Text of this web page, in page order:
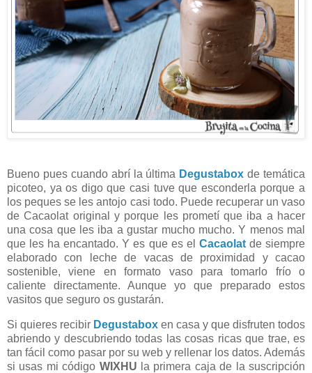
Bueno pues cuando abrí la última Degustabox de temática
picoteo, ya os digo que casi tuve que esconderla porque a
los peques se les antojo casi todo. Puede recuperar un vaso
de Cacaolat original y porque les prometí que iba a hacer
una cosa que les iba a gustar mucho mucho. Y menos mal
que les ha encantado. Y es que es el Cacaolatde siempre
elaborado con leche de vacas de proximidad y cacao
sostenible, viene en formato vaso para tomarlo frío o
caliente directamente. Aunque yo que preparado estos
vasitos que seguro os gustarán.
Si quieres recibir Degustabox en casa y que disfruten todos
abriendo y descubriendo todas las cosas ricas que trae, es
tan fácil como pasar por su web y rellenar los datos. Además
si usas mi código WIXHU la primera caja de la suscripción